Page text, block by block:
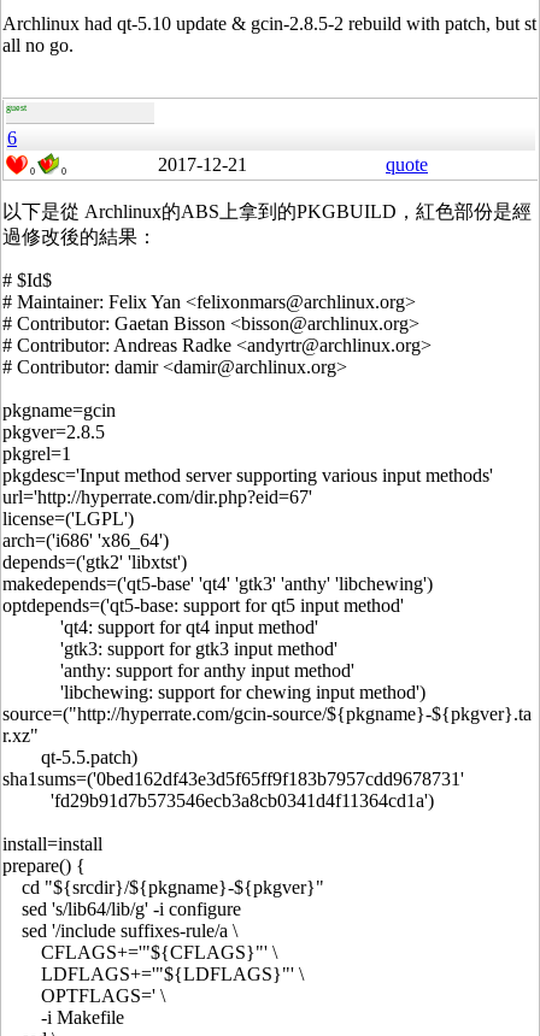
Archlinux had qt-5.10 update & gcin-2.8.5-2 rebuild with patch, but st
all no go.
guest
6
0 0 2017-12-21 quote
以下是從 Archlinux的ABS上拿到的PKGBUILD，紅色部份是經
過修改後的結果：
# $Id$
# Maintainer: Felix Yan <felixonmars@archlinux.org>
# Contributor: Gaetan Bisson <bisson@archlinux.org>
# Contributor: Andreas Radke <andyrtr@archlinux.org>
# Contributor: damir <damir@archlinux.org>
pkgname=gcin
pkgver=2.8.5
pkgrel=1
pkgdesc='Input method server supporting various input methods'
url='http://hyperrate.com/dir.php?eid=67'
license=('LGPL')
arch=('i686' 'x86_64')
depends=('gtk2' 'libxtst')
makedepends=('qt5-base' 'qt4' 'gtk3' 'anthy' 'libchewing')
optdepends=('qt5-base: support for qt5 input method'
'qt4: support for qt4 input method'
'gtk3: support for gtk3 input method'
'anthy: support for anthy input method'
'libchewing: support for chewing input method')
source=("http://hyperrate.com/gcin-source/${pkgname}-${pkgver}.ta
r.xz"
qt-5.5.patch)
sha1sums=('0bed162df43e3d5f65ff9f183b7957cdd9678731'
'fd29b91d7b573546ecb3a8cb0341d4f11364cd1a')
install=install
prepare() {
cd "${srcdir}/${pkgname}-${pkgver}"
sed 's/lib64/lib/g' -i configure
sed '/include suffixes-rule/a \
CFLAGS+='"${CFLAGS}"' \
LDFLAGS+='"${LDFLAGS}"' \
OPTFLAGS=' \
-i Makefile